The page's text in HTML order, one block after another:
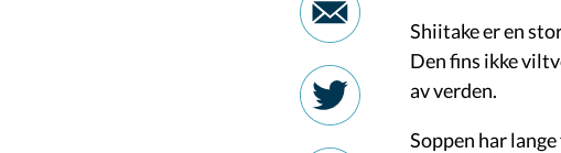
Shiitake er en
Den fins ikke
av verden.
Soppen har